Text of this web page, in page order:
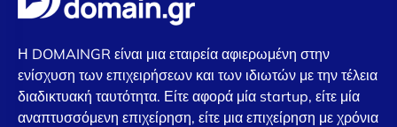
Η DOMAINGR είναι μια εταιρεία αφιερωμένη στην
ενίσχυση των επιχειρήσεων και των ιδιωτών με την τέλεια
διαδικτυακή ταυτότητα. Είτε αφορά μία startup, είτε μία
αναπτυσσόμενη επιχείρηση, είτε μια επιχείρηση με χρόνια